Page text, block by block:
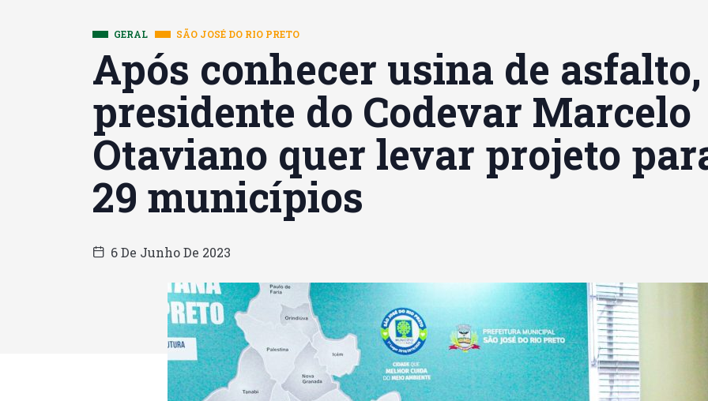
GERAL SÃO JOSÉ DO RIO PRETO
Após conhecer usina de asfalto,
presidente do Codevar Marcelo
Otaviano quer levar projeto
29 municípios
6 De Junho De 2023